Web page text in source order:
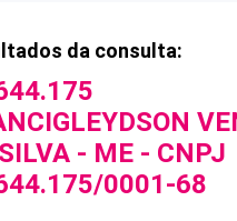
da consulta:
- ME - CNPJ
0001-68